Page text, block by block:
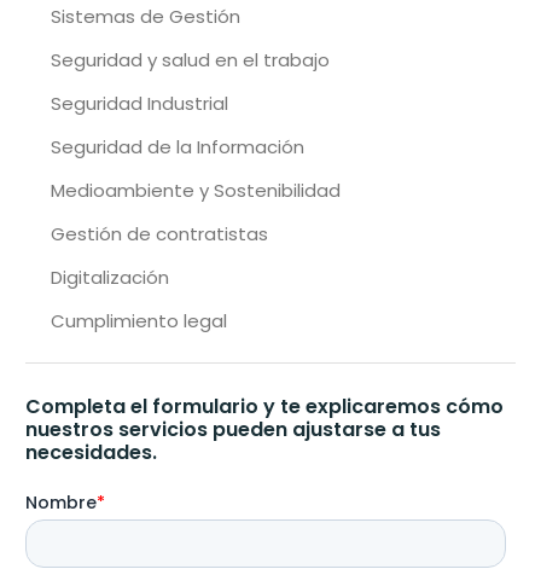
Sistemas de Gestión
Seguridad y salud en el trabajo
Seguridad Industrial
Seguridad de la Información
Medioambiente y Sostenibilidad
Gestión de contratistas
Digitalización
Cumplimiento legal
Completa el formulario y te explicaremos cómo
nuestros servicios pueden ajustarse a tus
necesidades.